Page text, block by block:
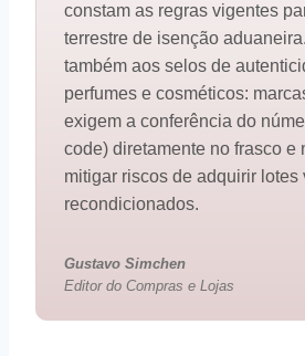
constam as regras vigentes
terrestre de isenção
também aos selos de
perfumes e cosméticos:
exigem a conferência do
code) diretamente no frasco e
mitigar riscos de adquirir lotes
recondicionados.
Gustavo Simchen
Editor do Compras e Lojas